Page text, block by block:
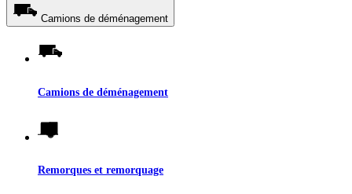
Camions de déménagement
Camions de déménagement
Remorques et remorquage